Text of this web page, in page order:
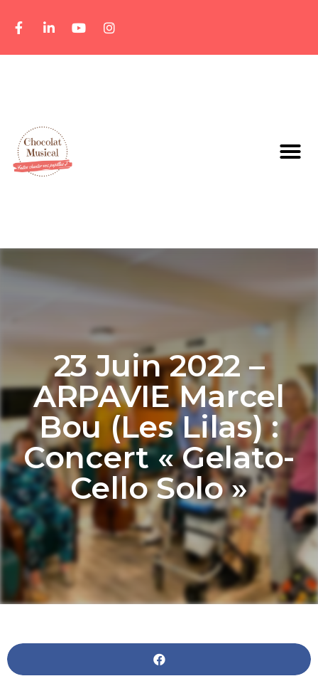
23 Juin 2022 –
ARPAVIE Marcel
Bou (Les Lilas) :
Concert « Gelato-
Cello Solo »